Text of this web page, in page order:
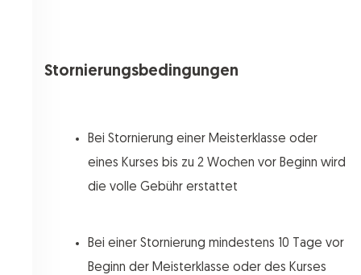
Stornierungsbedingungen
Bei Stornierung einer Meisterklasse oder
eines Kurses bis zu 2 Wochen vor Beginn wird
die volle Gebühr erstattet
Bei einer Stornierung mindestens 10 Tage vor
Beginn der Meisterklasse oder des Kurses